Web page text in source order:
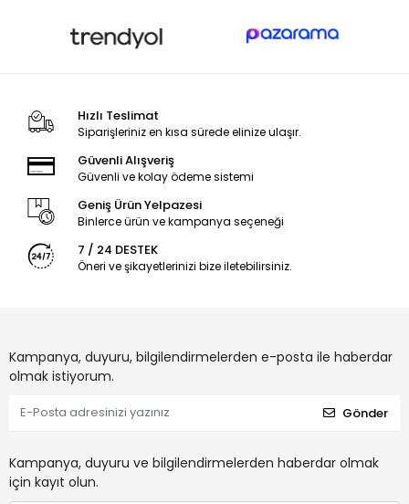
Hızlı Teslimat
Siparişleriniz en kısa sürede elinize ulaşır.
Güvenli Alışveriş
Güvenli ve kolay ödeme sistemi
Geniş Ürün Yelpazesi
Binlerce ürün ve kampanya seçeneği
7 / 24 DESTEK
Öneri ve şikayetlerinizi bize iletebilirsiniz.
Kampanya, duyuru, bilgilendirmelerden e-posta ile haberdar
olmak istiyorum.
Gönder
Kampanya, duyuru ve bilgilendirmelerden haberdar olmak
için kayıt olun.